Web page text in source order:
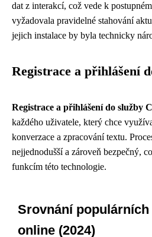
dat z interakcí, což vede k
vyžadovala pravidelné stahování
jejich instalace by byla technicky
Registrace a přihlášení
Registrace a přihlášení do služby
každého uživatele, který chce
konverzace a zpracování textu.
nejjednodušší a zároveň bezpečný,
funkcím této technologie.
Srovnání
online (2024)